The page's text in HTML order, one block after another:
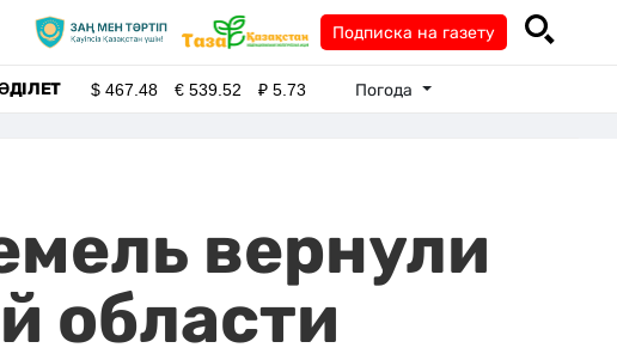
Подписка на газету
$467.48 €539.52 ₽5.73 Погода
вернули
области